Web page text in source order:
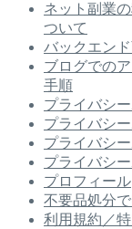
ネット副業
ついて
バックエン
ブログでの
手順
プライバシ
プライバシ
プライバシ
プライバシ
プロフィール
不要品処分
利用規約／